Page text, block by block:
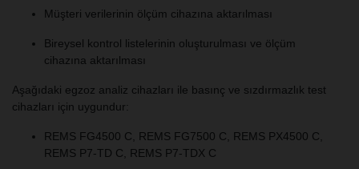
Müşteri verilerinin ölçüm cihazına aktarılması
Bireysel kontrol listelerinin oluşturulması ve ölçüm
cihazına aktarılması
Aşağıdaki egzoz analiz cihazları ile basınç ve sızdırmazlık test
cihazları için uygundur:
REMS FG4500 C, REMS FG7500 C, REMS PX4500 C,
REMS P7-TD C, REMS P7-TDX C